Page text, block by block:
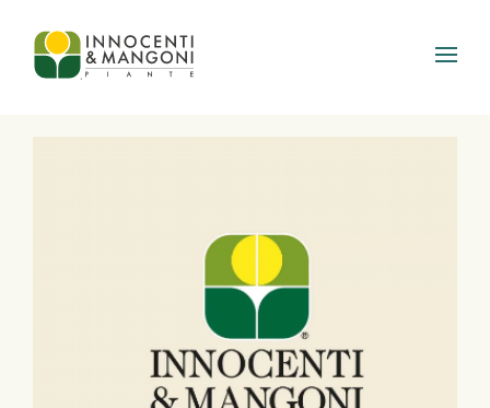
Skip to main content